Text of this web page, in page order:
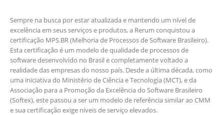
Sempre na busca por estar atualizada e mantendo um nível de
excelência em seus serviços e produtos, a Rerum conquistou a
certificação MPS.BR (Melhoria de Processos de Software Brasileiro).
Esta certificação é um modelo de qualidade de processos de
software desenvolvido no Brasil e completamente voltado a
realidade das empresas do nosso país. Desde a última década, como
uma iniciativa do Ministério de Ciência e Tecnologia (MCT), e da
Associação para a Promoção da Excelência do Software Brasileiro
(Softex), este passou a ser um modelo de referência similar ao CMM
e sua certificação exige níveis de serviço elevados.